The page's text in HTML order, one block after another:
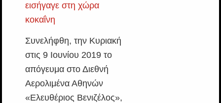
Συνελήφθη, την Κυριακή
στις 9 Ιουνίου 2019 το
απόγευμα στο Διεθνή
Αερολιμένα Αθηνών
«Ελευθέριος Βενιζέλος»,